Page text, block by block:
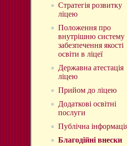
Стратегія розвитку
ліцею
Положення про
внутрішню систему
забезпечення якості
освіти в ліцеї
Державна атестація
ліцею
Прийом до ліцею
Додаткові освітні
послуги
Публічна
Благодійні внески